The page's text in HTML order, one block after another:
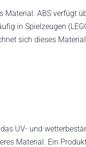
ABS verfügt
in Spielzeugen
sich dieses
UV- und
Material. Ein